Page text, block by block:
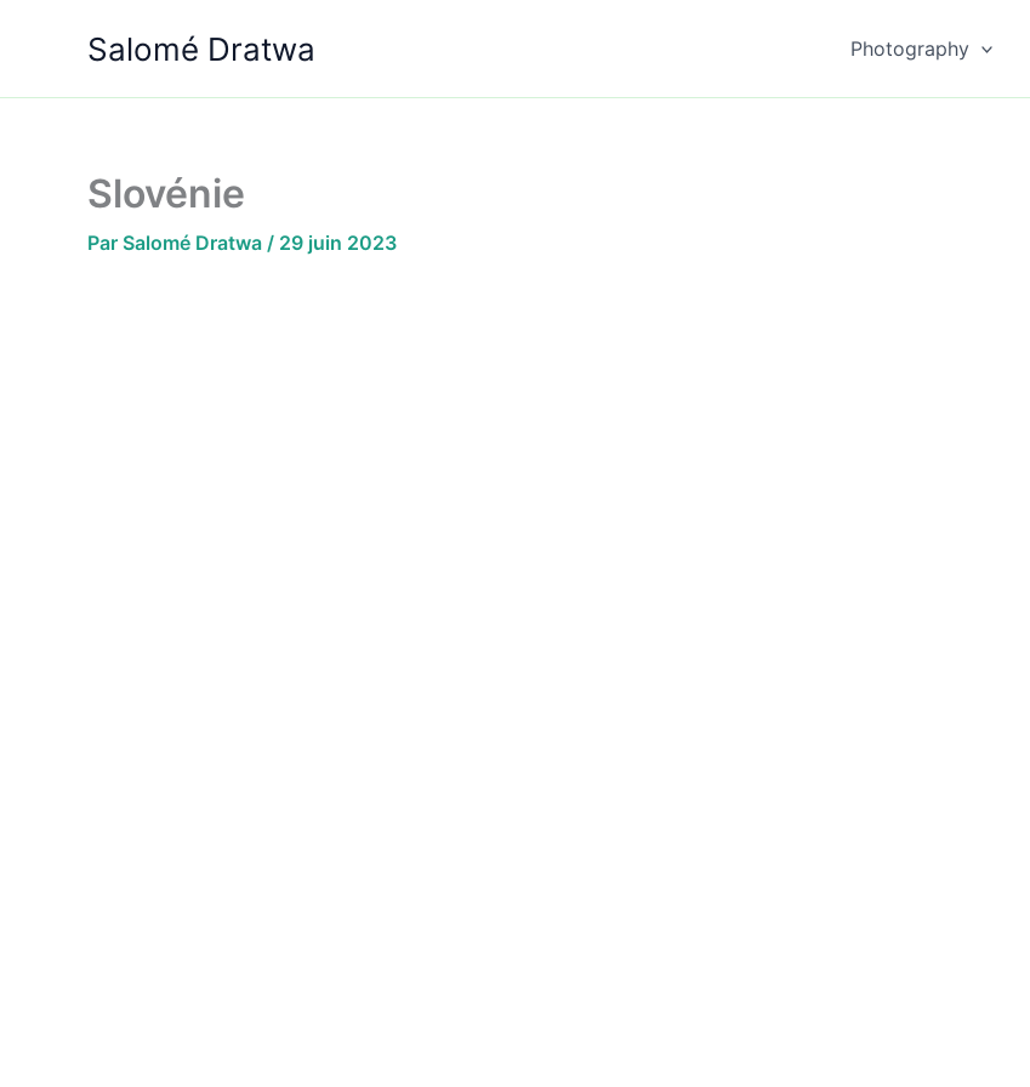
Salomé Dratwa Photography
Slovénie
Par Salomé Dratwa / 29 juin 2023